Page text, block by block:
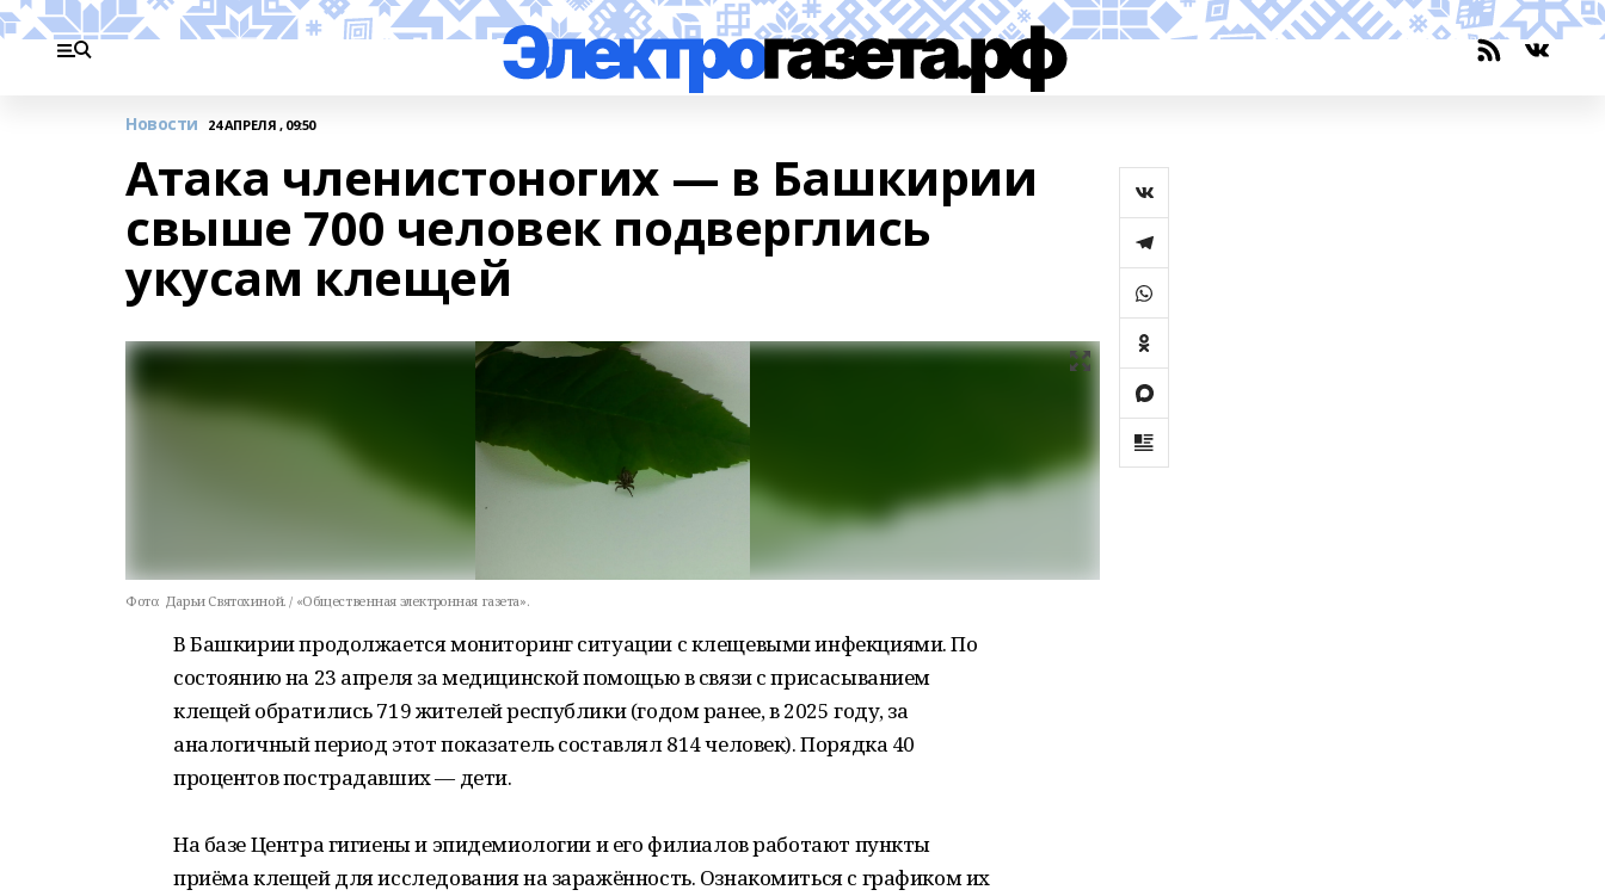
Новости 24 АПРЕЛЯ , 09:50
Атака членистоногих — в Башкирии
свыше 700 человек подверглись
укусам клещей
Фото: Дарьи Святохиной. / «Общественная электронная газета».
В Башкирии продолжается мониторинг ситуации с клещевыми инфекциями. По
состоянию на 23 апреля за медицинской помощью в связи с присасыванием
клещей обратились 719 жителей республики (годом ранее, в 2025 году, за
аналогичный период этот показатель составлял 814 человек). Порядка 40
процентов пострадавших — дети.
На базе Центра гигиены и эпидемиологии и его филиалов работают пункты
приёма клещей для исследования на заражённость. Ознакомиться с графиком их